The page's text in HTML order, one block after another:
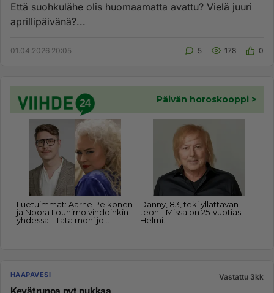
Että suohkulähe olis huomaamatta avattu? Vielä juuri
aprillipäivänä?...
01.04.2026 20:05 5 178 0
HAAPAVESI Vastattu 3kk